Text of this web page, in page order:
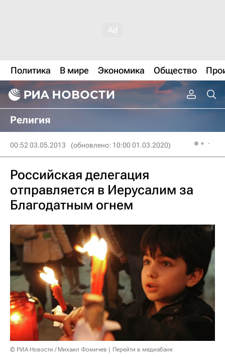
Политика В мире Экономика Общество
Религия
00:52 03.05.2013 (обновлено: 10:00 01.03.2020)
Российская делегация
отправляется в Иерусалим за
Благодатным огнем
© РИА Новости / Михаил Фомичев Перейти в медиабанк